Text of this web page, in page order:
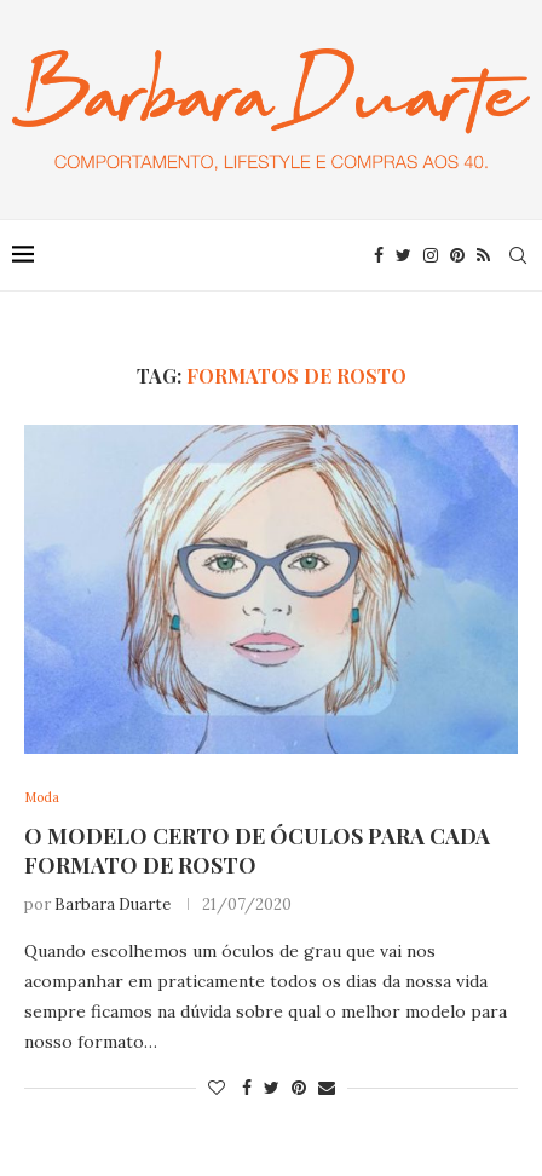
TAG: FORMATOS DE ROSTO
Moda
O MODELO CERTO DE ÓCULOS PARA CADA
FORMATO DE ROSTO
por Barbara Duarte 21/07/2020
Quando escolhemos um óculos de grau que vai nos
acompanhar em praticamente todos os dias da nossa vida
sempre ficamos na dúvida sobre qual o melhor modelo para
nosso formato…